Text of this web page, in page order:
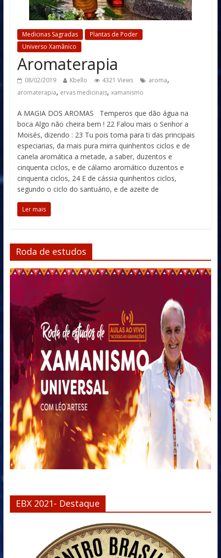
Medicinas Sagradas
Plantas de Poder
Universo Xamânico
Aromaterapia
08/02/2019 Kbello 4321 Views aroma,
aromaterapia, ervas medicinais, xamanismo
A MAGIA DOS AROMAS Temperos que dão água na
boca Algo não cheira bem ! 22 Falou mais o Senhor a
Moisés, dizendo : 23 Tu pois toma para ti das principais
especiarias, da mais pura mirra quinhentos ciclos e de
canela aromática a metade, a saber, duzentos e
cinquenta ciclos, e de cálamo aromático duzentos e
cinquenta ciclos, 24 E de cássia quinhentos ciclos,
segundo o ciclo do santuário, e de azeite de
Ler mais
Roda de estudos
EBX 2021- Destaque